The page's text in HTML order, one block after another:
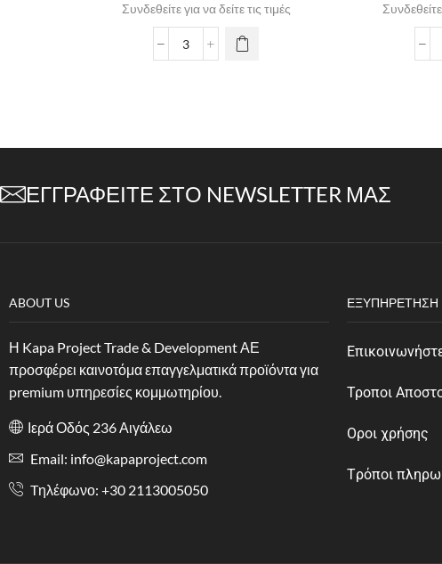
Συνδεθείτε για να δείτε τις τιμές Συνδεθείτε
ΕΓΓΡΑΦΕΊΤΕ ΣΤΟ NEWSLETTER ΜΑΣ
ABOUT US
Η Kapa Project Trade & Development ΑΕ
προσφέρει καινοτόμα επαγγελματικά προϊόντα για
premium υπηρεσίες κομμωτηρίου.
Ιερά Οδός 236 Αιγάλεω
Email: info@kapaproject.com
Tηλέφωνο: +30 2113005050
ΕΞΥΠΗΡΈΤΗΣΗ
Τροποι
Οροι χρήσης
Tρόποι